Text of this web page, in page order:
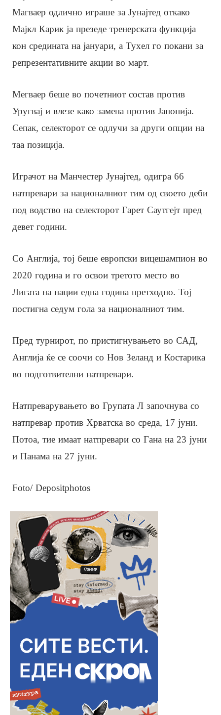
Магваер одлично играше за Јунајтед откако
Мајкл Карик ја презеде тренерската функција
кон средината на јануари, а Тухел го покани за
репрезентативните акции во март.
Мегваер беше во почетниот состав против
Уругвај и влезе како замена против Јапонија.
Сепак, селекторот се одлучи за други опции на
таа позиција.
Играчот на Манчестер Јунајтед, одигра 66
натпревари за националниот тим од своето деби
под водство на селекторот Гарет Саутгејт пред
девет години.
Со Англија, тој беше европски вицешампион во
2020 година и го освои третото место во
Лигата на нации една година претходно. Тој
постигна седум гола за националниот тим.
Пред турнирот, по пристигнувањето во САД,
Англија ќе се соочи со Нов Зеланд и Костарика
во подготвителни натпревари.
Натпреварувањето во Групата Л започнува со
натпревар против Хрватска во среда, 17 јуни.
Потоа, тие имаат натпревари со Гана на 23 јуни
и Панама на 27 јуни.
Foto/ Depositphotos